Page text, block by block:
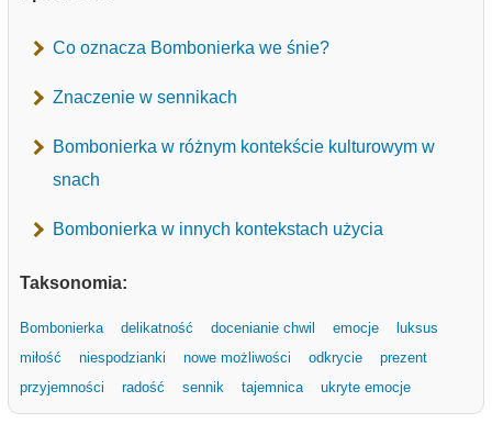
Co oznacza Bombonierka we śnie?
Znaczenie w sennikach
Bombonierka w różnym kontekście kulturowym w
snach
Bombonierka w innych kontekstach użycia
Taksonomia:
Bombonierka delikatność docenianie chwil emocje
luksus
miłość
niespodzianki nowe możliwości odkrycie
prezent
przyjemności
radość sennik tajemnica ukryte emocje